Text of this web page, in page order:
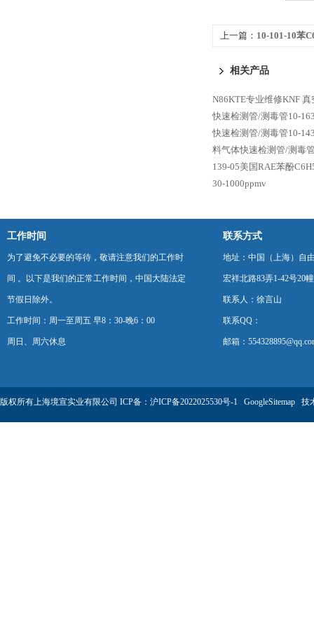
上一篇： 10-101-10苯
相关产品
N86KTE专业维修KNF
快速检测管/测毒管10-
快速检测管/测毒管10-
料气体快速检测管/测毒
139-05美国RAE苯酚
30-1000ppmv
工作时间
为了避免不必要的等待，敬请注意我们的工作时
间 。以下是我们的正常工作时间，中国大陆法定
节假日除外。
工作时间：周一至周五 早8：30-晚6：00
周日、周六休息
联系方式
地址：中国（上海）自
宏祥北路83弄1-42号20
联系人：徐言山
联系QQ：
邮箱：
版权所有上海境宣实业有限公司 ICP备： 沪ICP备2022025530号-1 GoogleSitemap 技